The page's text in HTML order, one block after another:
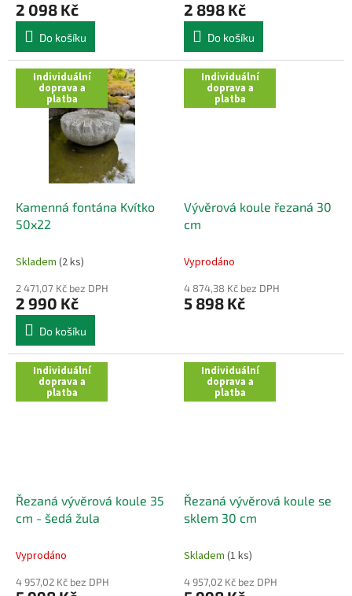
2 098 Kč
Do košíku
2 898 Kč
Do košíku
Individuální
doprava a
platba
Kamenná fontána Kvítko
50x22
Skladem (2 ks)
2 471,07 Kč bez DPH
2 990 Kč
Do košíku
Individuální
doprava a
platba
Vývěrová koule řezaná 30
cm
Vyprodáno
4 874,38 Kč bez DPH
5 898 Kč
Individuální
doprava a
platba
Řezaná vývěrová koule 35
cm - šedá žula
Vyprodáno
4 957,02 Kč bez DPH
Individuální
doprava a
platba
Řezaná vývěrová koule se
sklem 30 cm
Skladem (1 ks)
4 957,02 Kč bez DPH